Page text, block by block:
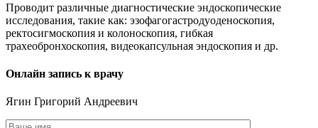
Проводит различные диагностические эндоскопические
исследования, такие как: эзофагогастродуоденоскопия,
ректосигмоскопия и колоноскопия, гибкая
трахеобронхоскопия, видеокапсульная эндоскопия и др.
Онлайн запись к врачу
Ягин Григорий Андреевич